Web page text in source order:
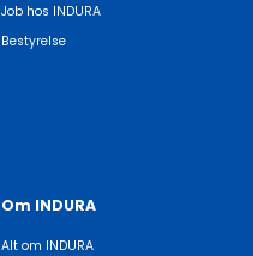
Job hos INDURA
Bestyrelse
Om INDURA
Alt om INDURA